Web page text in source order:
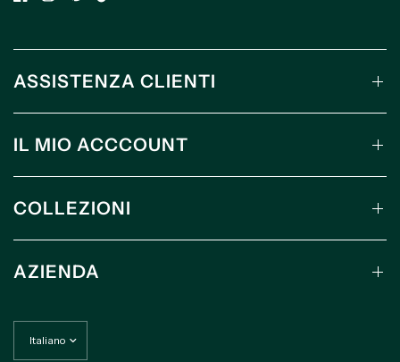
ASSISTENZA CLIENTI
IL MIO ACCCOUNT
COLLEZIONI
AZIENDA